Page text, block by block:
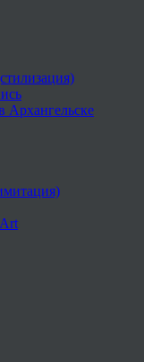
Архангельске